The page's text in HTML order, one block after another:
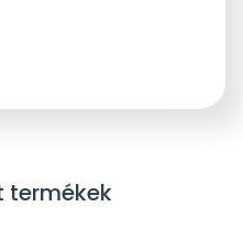
termékek